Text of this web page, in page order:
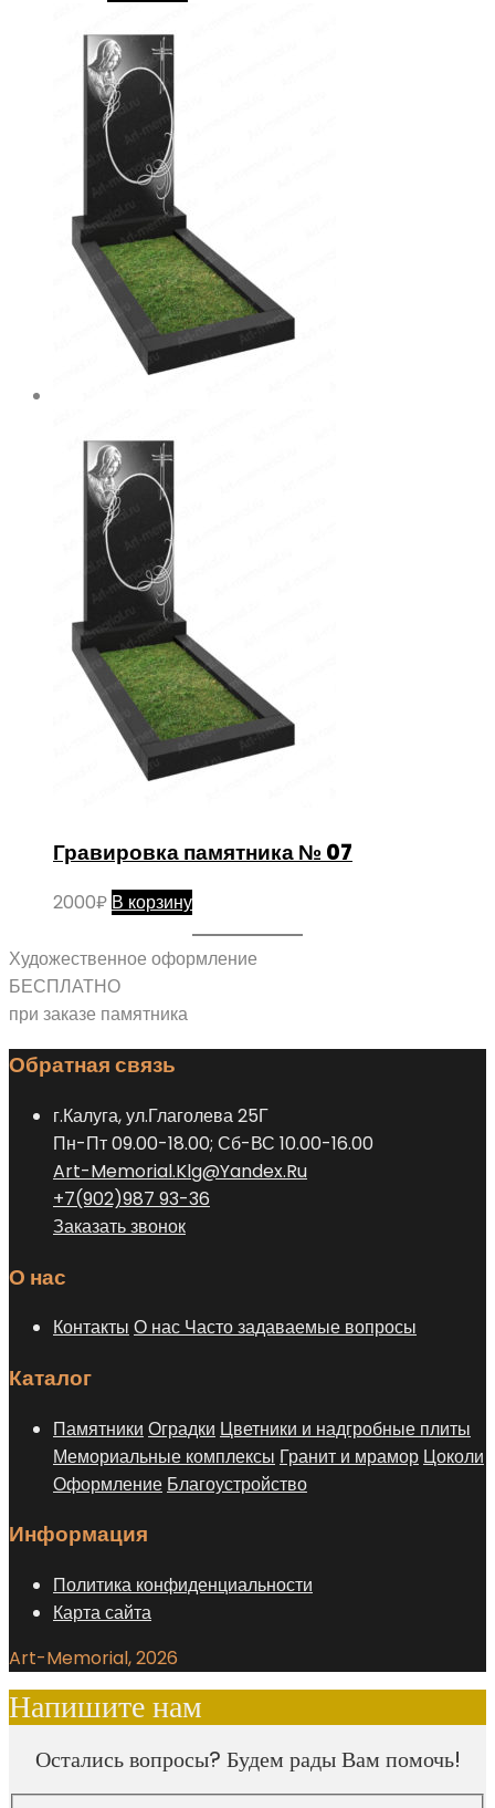
Гравировка памятника № 07
2000₽ В корзину
Художественное оформление
БЕСПЛАТНО
при заказе памятника
Обратная связь
г.Калуга, ул.Глаголева 25Г
Пн-Пт 09.00-18.00; Сб-ВС 10.00-16.00
Art-Memorial.Klg@Yandex.Ru
+7(902)987 93-36
Заказать звонок
О нас
Контакты О нас Часто задаваемые вопросы
Каталог
Памятники Оградки Цветники и надгробные плиты
Мемориальные комплексы Гранит и мрамор Цоколи
Оформление Благоустройство
Информация
Политика конфиденциальности
Карта сайта
Art-Memorial, 2026
Напишите нам
Остались вопросы? Будем рады Вам помочь!